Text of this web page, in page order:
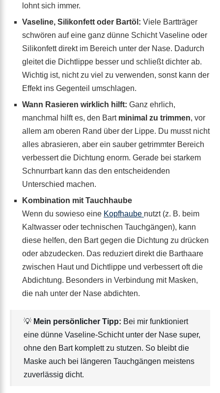
lohnt sich immer.
Vaseline, Silikonfett oder Bartöl: Viele Bartträger
schwören auf eine ganz dünne Schicht Vaseline oder
Silikonfett direkt im Bereich unter der Nase. Dadurch
gleitet die Dichtlippe besser und schließt dichter ab.
Wichtig ist, nicht zu viel zu verwenden, sonst kann der
Effekt ins Gegenteil umschlagen.
Wann Rasieren wirklich hilft: Ganz ehrlich,
manchmal hilft es, den Bart minimal zu trimmen, vor
allem am oberen Rand über der Lippe. Du musst nicht
alles abrasieren, aber ein sauber getrimmter Bereich
verbessert die Dichtung enorm. Gerade bei starkem
Schnurrbart kann das den entscheidenden
Unterschied machen.
Kombination mit Tauchhaube
Wenn du sowieso eine Kopfhaube nutzt (z. B. beim
Kaltwasser oder technischen Tauchgängen), kann
diese helfen, den Bart gegen die Dichtung zu drücken
oder abzudecken. Das reduziert direkt die Barthaare
zwischen Haut und Dichtlippe und verbessert oft die
Abdichtung. Besonders in Verbindung mit Masken,
die nah unter der Nase abdichten.
💡 Mein persönlicher Tipp: Bei mir funktioniert
eine dünne Vaseline-Schicht unter der Nase super,
ohne den Bart komplett zu stutzen. So bleibt die
Maske auch bei längeren Tauchgängen meistens
zuverlässig dicht.